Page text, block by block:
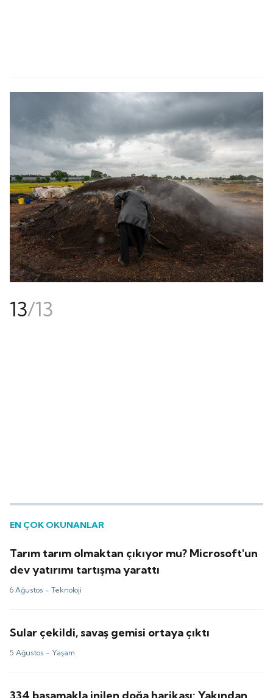
13/13
EN ÇOK OKUNANLAR
Tarım tarım olmaktan çıkıyor mu? Microsoft'un
dev yatırımı tartışma yarattı
6 Ağustos -Teknoloji
Sular çekildi, savaş gemisi ortaya çıktı
5 Ağustos - Yaşam
334 basamakla inilen doğa harikası: Yakından